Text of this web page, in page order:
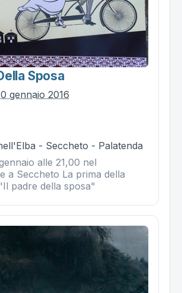
Sposa
gennaio 2016
- Seccheto - Palatenda
alle 21,00 nel
a Seccheto La prima della
padre della sposa"